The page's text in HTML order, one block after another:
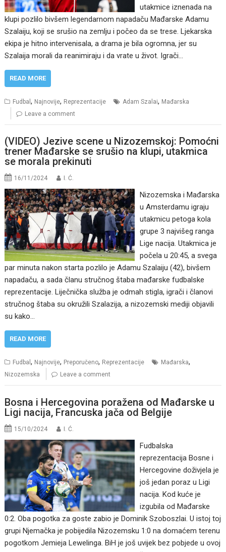
utakmice iznenada na
klupi pozlilo bivšem legendarnom napadaču Mađarske Adamu
Szalaiju, koji se srušio na zemlju i počeo da se trese. Ljekarska
ekipa je hitno intervenisala, a drama je bila ogromna, jer su
Szalaija morali da reanimiraju i da vrate u život. Igrači…
READ MORE
Fudbal, Najnovije, Reprezentacije Adam Szalai, Mađarska
Leave a comment
(VIDEO) Jezive scene u Nizozemskoj: Pomoćni
trener Mađarske se srušio na klupi, utakmica
se morala prekinuti
16/11/2024 I. Ć.
Nizozemska i Mađarska
u Amsterdamu igraju
utakmicu petoga kola
grupe 3 najvišeg ranga
Lige nacija. Utakmica je
počela u 20:45, a svega
par minuta nakon starta pozlilo je Adamu Szalaiju (42), bivšem
napadaču, a sada članu stručnog štaba mađarske fudbalske
reprezentacije. Liječnička služba je odmah stigla, igrači i članovi
stručnog štaba su okružili Szalazija, a nizozemski mediji objavili
su kako…
READ MORE
Fudbal, Najnovije, Preporučeno, Reprezentacije Mađarska,
Nizozemska Leave a comment
Bosna i Hercegovina poražena od Mađarske u
Ligi nacija, Francuska jača od Belgije
15/10/2024 I. Ć.
Fudbalska
reprezentacija Bosne i
Hercegovine doživjela je
još jedan poraz u Ligi
nacija. Kod kuće je
izgubila od Mađarske
0:2. Oba pogotka za goste zabio je Dominik Szoboszlai. U istoj toj
grupi Njemačka je pobijedila Nizozemsku 1:0 na domaćem terenu
pogotkom Jemieja Lewelinga. BiH je još uvijek bez pobjede u ovoj